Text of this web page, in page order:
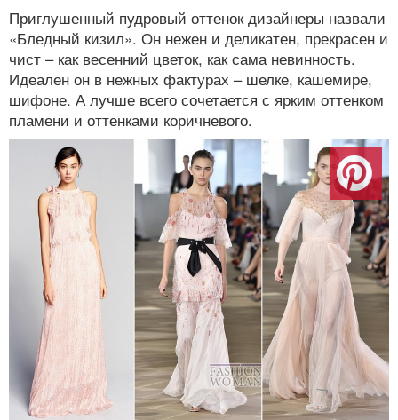
Приглушенный пудровый оттенок дизайнеры назвали
«Бледный кизил». Он нежен и деликатен, прекрасен и
чист – как весенний цветок, как сама невинность.
Идеален он в нежных фактурах – шелке, кашемире,
шифоне. А лучше всего сочетается с ярким оттенком
пламени и оттенками коричневого.